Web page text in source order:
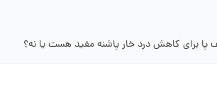
پا برای کاهش درد خار پاشنه مفید هست یا نه؟